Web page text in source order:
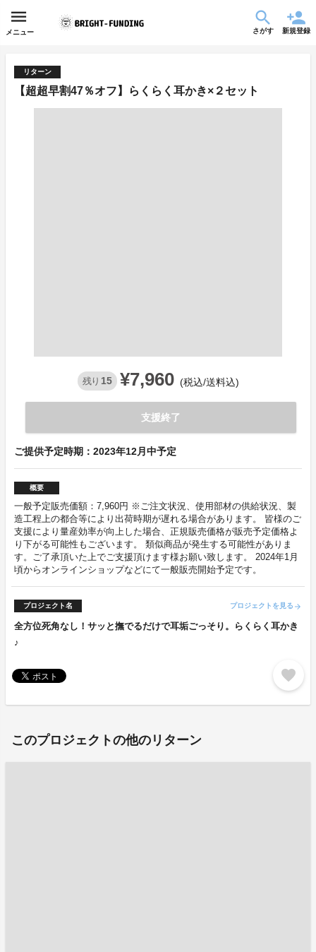
メニュー さがす 新規登録
リターン
【超超早割47％オフ】らくらく耳かき×２セット
残り 15 ¥7,960 (税込/送料込)
支援終了
ご提供予定時期：2023年12月中予定
概要
一般予定販売価額：7,960円 ※ご注文状況、使用部材の供給状況、製
造工程上の都合等により出荷時期が遅れる場合があります。 皆様のご
支援により量産効率が向上した場合、正規販売価格が販売予定価格よ
り下がる可能性もございます。 類似商品が発生する可能性がありま
す。ご了承頂いた上でご支援頂けます様お願い致します。 2024年1月
頃からオンラインショップなどにて一般販売開始予定です。
プロジェクト名 プロジェクトを見る arrow_forward
全方位死角なし！サッと撫でるだけで耳垢ごっそり。らくらく耳かき
♪
favorite
このプロジェクトの他のリターン